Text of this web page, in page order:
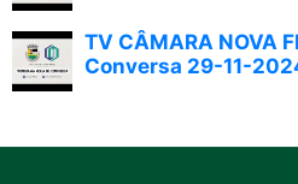
TV CÂMARA NOVA
Conversa 29-11-